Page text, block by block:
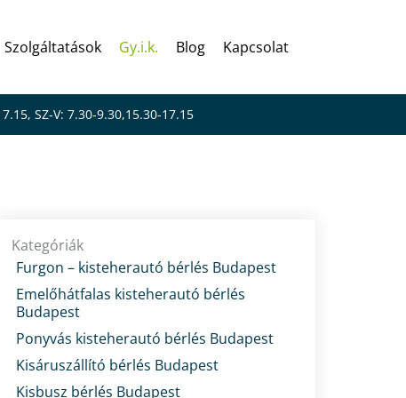
Szolgáltatások Gy.i.k. Blog Kapcsolat
SZ-V: 7.30-9.30,15.30-17.15
Kategóriák
Furgon – kisteherautó bérlés Budapest
Emelőhátfalas kisteherautó bérlés
Budapest
Ponyvás kisteherautó bérlés Budapest
Kisáruszállító bérlés Budapest
Kisbusz bérlés Budapest